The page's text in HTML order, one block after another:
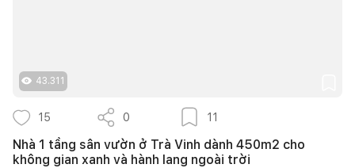
43.311
15 0 11
Nhà 1 tầng sân vườn ở Trà Vinh dành 450m2 cho
không gian xanh và hành lang ngoài trời